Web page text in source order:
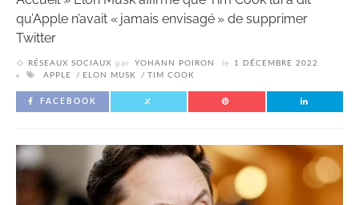
qu’Apple n’avait « jamais envisagé » de supprimer
Twitter
RÉSEAUX SOCIAUX par YOHANN POIRON le
1 DÉCEMBRE 2022
APPLE
ELON MUSK TIM COOK
FACEBOOK